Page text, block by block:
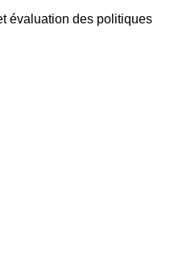
évaluation des politiques